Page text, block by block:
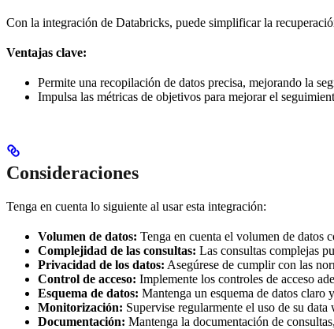
Con la integración de Databricks, puede simplificar la
Ventajas clave:
Permite una recopilación de datos precisa, mejorando la
Impulsa las métricas de objetivos para mejorar el
Consideraciones
Tenga en cuenta lo siguiente al usar esta integración:
Volumen de datos: Tenga en cuenta el volumen de datos
Complejidad de las consultas: Las consultas complejas
Privacidad de los datos: Asegúrese de cumplir con las
Control de acceso: Implemente los controles de acceso
Esquema de datos: Mantenga un esquema de datos claro
Monitorización: Supervise regularmente el uso de su
Documentación: Mantenga la documentación de